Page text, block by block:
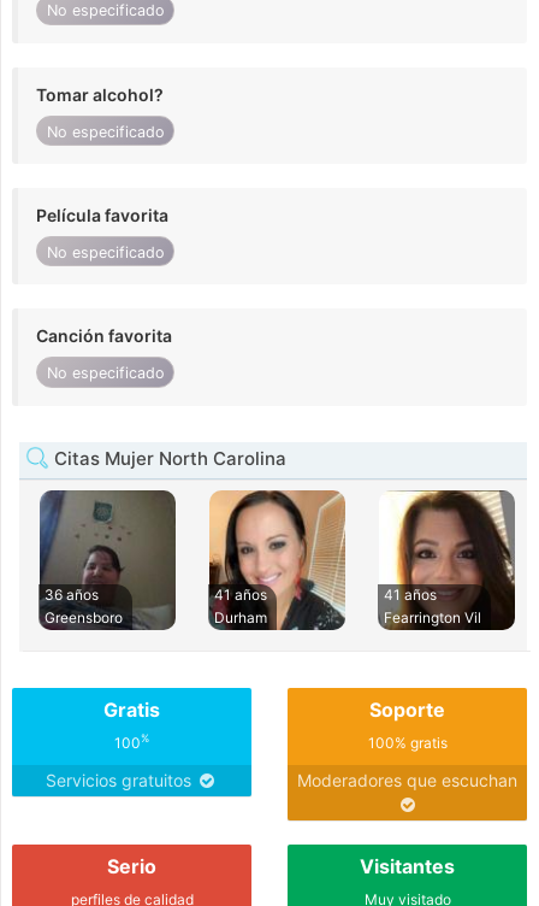
No especificado
Tomar alcohol?
No especificado
Película favorita
No especificado
Canción favorita
No especificado
Citas Mujer North Carolina
36 años
Greensboro
41 años
Durham
41 años
Fearrington Vil
Gratis
100%
Servicios gratuitos
Soporte
100% gratis
Moderadores que escuchan
Serio
perfiles de calidad
Visitantes
Muy visitado